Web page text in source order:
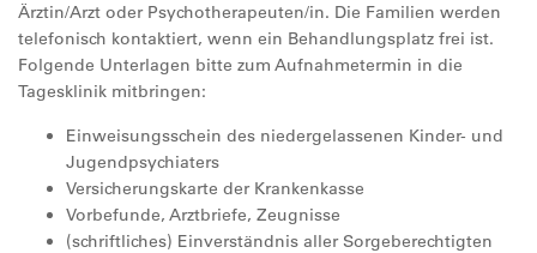
Ärztin/Arzt oder Psychotherapeuten/in. Die Familien werden
telefonisch kontaktiert, wenn ein Behandlungsplatz frei ist.
Folgende Unterlagen bitte zum Aufnahmetermin in die
Tagesklinik mitbringen:
Einweisungsschein des niedergelassenen Kinder- und
Jugendpsychiaters
Versicherungskarte der Krankenkasse
Vorbefunde, Arztbriefe, Zeugnisse
(schriftliches) Einverständnis aller Sorgeberechtigten